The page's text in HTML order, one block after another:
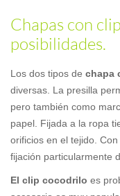
Chapas con
posibilidades.
Los dos tipos de chapa
diversas. La presilla
pero también como
papel. Fijada a la ropa
orificios en el tejido.
fijación particularmente
El clip cocodrilo es